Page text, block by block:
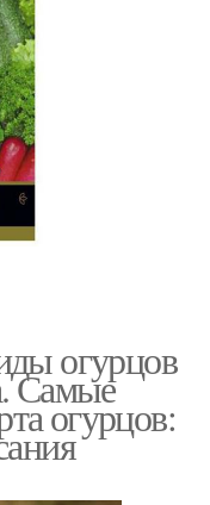
огурцов
Самые
огурцов: